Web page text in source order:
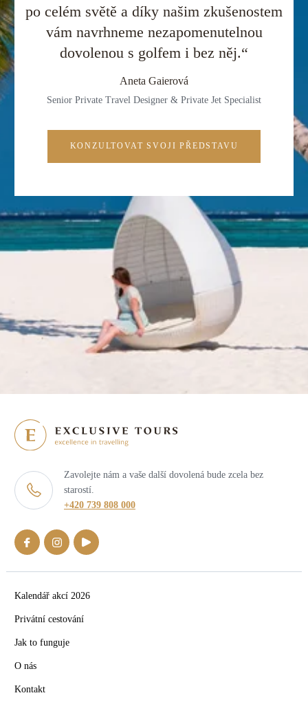
po celém světě a díky našim zkušenostem
vám navrhneme nezapomenutelnou
dovolenou s golfem i bez něj.“
Aneta Gaierová
Senior Private Travel Designer & Private Jet Specialist
KONZULTOVAT SVOJI PŘEDSTAVU
Zavolejte nám a vaše další dovolená bude zcela bez
starostí.
+420 739 808 000
Kalendář akcí 2026
Privátní cestování
Jak to funguje
O nás
Kontakt